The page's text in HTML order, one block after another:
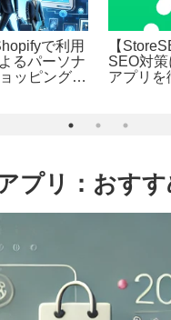
で利用
るパーソナ
ッピングア
【
SEO対
アプリを
プリ：おす